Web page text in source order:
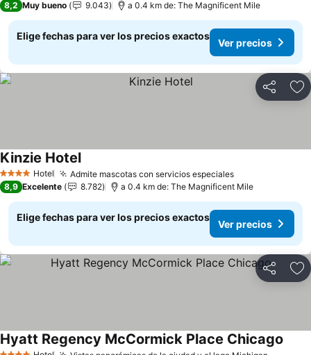
8,2 Muy bueno 9.043 a 0.4 km de: The Magnificent Mile
Elige fechas para ver los precios exactos
Ver precios
Compartir
4 EstrellasHotel Admite mascotas con servicios especiales
Kinzie Hotel
8,9 Excelente 8.782 a 0.4 km de: The Magnificent Mile
Elige fechas para ver los precios exactos
Ver precios
Compartir
Hyatt Regency McCormick Place Chicago